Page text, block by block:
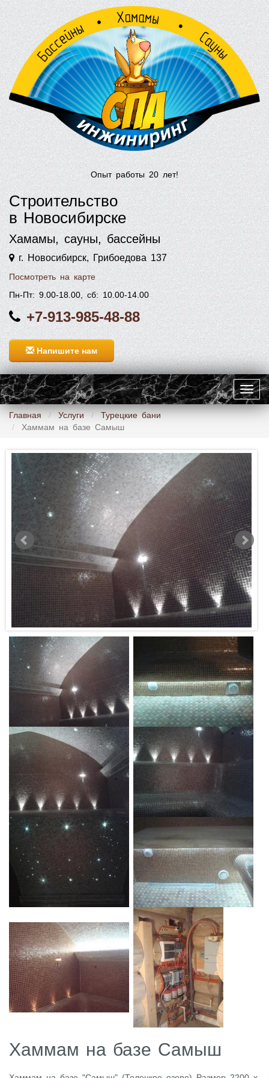
Опыт работы 20 лет!
Строительство
в Новосибирске
Хамамы, сауны, бассейны
г. Новосибирск, Грибоедова 137
Посмотреть на карте
Пн-Пт: 9.00-18.00, сб: 10.00-14.00
+7-913-985-48-88
Напишите нам
Главная
Услуги
Турецкие бани
Хаммам на базе Самыш
Хаммам на базе Самыш